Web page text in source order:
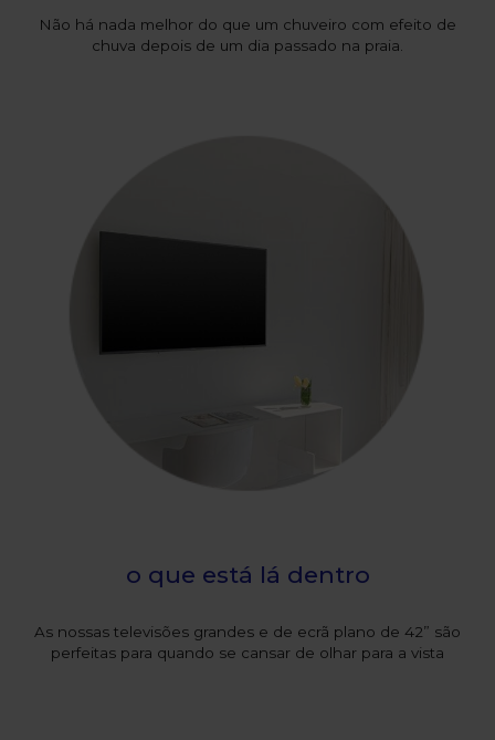
Não há nada melhor do que um chuveiro com efeito de
chuva depois de um dia passado na praia.
o que está lá dentro
As nossas televisões grandes e de ecrã plano de 42” são
perfeitas para quando se cansar de olhar para a vista